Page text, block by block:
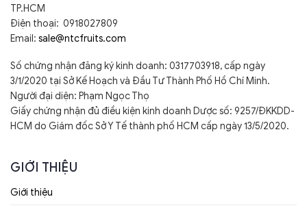
TP.HCM
Điện thoại: 0918027809
Email: sale@ntcfruits.com
Số chứng nhận đăng ký kinh doanh: 0317703918, cấp ngày
3/1/2020 tại Sở Kế Hoạch và Đầu Tư Thành Phố Hồ Chí Minh.
Người đại diện: Phạm Ngọc Thọ
Giấy chứng nhận đủ điều kiện kinh doanh Dược số: 9257/ĐKKDD-
HCM do Giám đốc Sở Y Tế thành phố HCM cấp ngày 13/5/2020.
GIỚI THIỆU
Giới thiệu